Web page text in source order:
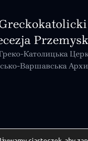
Католицька
Варшавська